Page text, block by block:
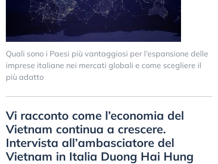
Quali sono i Paesi più vantaggiosi per l’espansione delle
imprese italiane nei mercati globali e come scegliere il
più adatto
Vi racconto come l’economia del
Vietnam continua a crescere.
Intervista all’ambasciatore del
Vietnam in Italia Duong Hai Hung